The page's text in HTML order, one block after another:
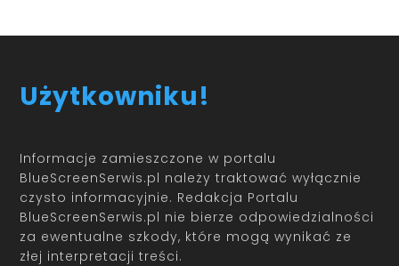
Użytkowniku!
Informacje zamieszczone w portalu
BlueScreenSerwis.pl należy traktować wyłącznie
czysto informacyjnie. Redakcja Portalu
BlueScreenSerwis.pl nie bierze odpowiedzialności
za ewentualne szkody, które mogą wynikać ze
złej interpretacji treści.